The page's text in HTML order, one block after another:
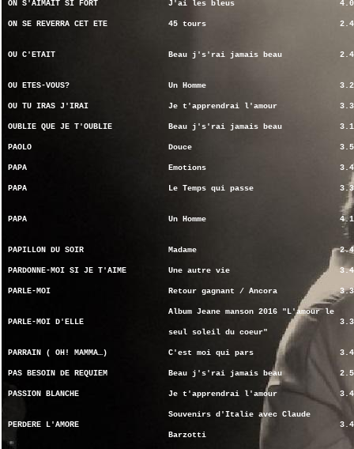
ON S'AIMAIT SI FORT J'ai les bleus
ON SE REVERRA CET ETE 45 tours
OU C'ETAIT Beau j's'rai jamais beau
OU ETES-VOUS? Un Homme
OU TU IRAS J'IRAI Je t'apprendrai l'amour
OUBLIE QUE JE T'OUBLIE Beau j's'rai jamais beau
PAOLO Douce
PAPA Emotions
PAPA Le Temps qui passe
PAPA Un Homme
PAPILLON DU SOIR Madame
PARDONNE-MOI SI JE T'AIME Une autre vie
PARLE-MOI Retour gagnant / Ancora
PARLE-MOI D'ELLE
Album Jeane manson 2016 "L'amour le
seul soleil du coeur"
PARRAIN ( OH! MAMMA…) C'est moi qui pars
PAS BESOIN DE REQUIEM Beau j's'rai jamais beau
PASSION BLANCHE Je t'apprendrai l'amour
PERDERE L'AMORE
Souvenirs d'Italie avec Claude
Barzotti